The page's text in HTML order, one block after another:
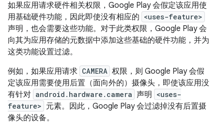
如果应用请求硬件相关权限，Google Play 会假定该应用使
用基础硬件功能，因此即使没有相应的 <uses-feature>
声明，也会需要这些功能。对于此类权限，Google Play 会
向其为应用存储的元数据中添加这些基础的硬件功能，并为
这类功能设置过滤。
例如，如果应用请求 CAMERA 权限，则 Google Play 会假
定该应用需要使用后置（面向外的）摄像头，即使该应用没
有针对 android.hardware.camera 声明
<uses-
feature> 元素。因此，Google Play 会过滤掉没有后置摄
像头的设备。